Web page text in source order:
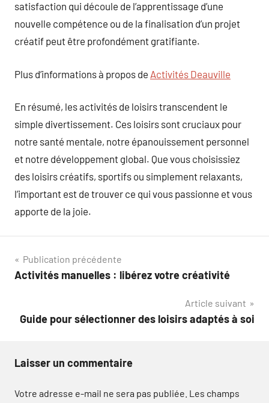
satisfaction qui découle de l’apprentissage d’une
nouvelle compétence ou de la finalisation d’un projet
créatif peut être profondément gratifiante.
Plus d’informations à propos de Activités Deauville
En résumé, les activités de loisirs transcendent le
simple divertissement. Ces loisirs sont cruciaux pour
notre santé mentale, notre épanouissement personnel
et notre développement global. Que vous choisissiez
des loisirs créatifs, sportifs ou simplement relaxants,
l’important est de trouver ce qui vous passionne et vous
apporte de la joie.
Navigation
de
Publication précédente
Activités manuelles : libérez votre créativité
Article suivant
Guide pour sélectionner des loisirs adaptés à soi
Laisser un commentaire
Votre adresse e-mail ne sera pas publiée. Les champs